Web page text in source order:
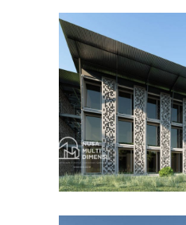
Desain
IPB di Kota Bogor
DESAIN BANGUNAN